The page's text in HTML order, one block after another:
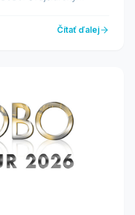
umělc...
Čítať ďalej